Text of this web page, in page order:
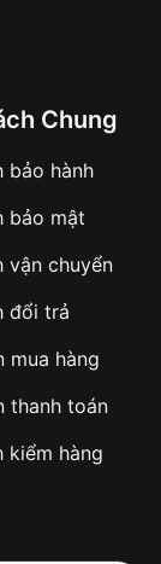
hàng hoặc
chóng
mong
Chung
bảo hành
bảo mật
vận chuyển
đổi trả
mua hàng
thanh toán
kiểm hàng